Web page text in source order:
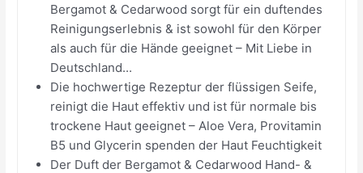
Bergamot & Cedarwood sorgt für ein duftendes
Reinigungserlebnis & ist sowohl für den Körper
als auch für die Hände geeignet – Mit Liebe in
Deutschland...
Die hochwertige Rezeptur der flüssigen Seife,
reinigt die Haut effektiv und ist für normale bis
trockene Haut geeignet – Aloe Vera, Provitamin
B5 und Glycerin spenden der Haut Feuchtigkeit
Der Duft der Bergamot & Cedarwood Hand- &